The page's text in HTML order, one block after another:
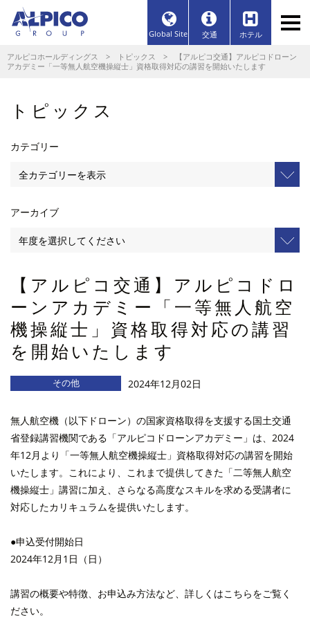
Global Site 交通 ホテル
アルピコホールディングス > トピックス > 【アルピコ交通】アルピコドローン
アカデミー「一等無人航空機操縦士」資格取得対応の講習を開始いたします
トピックス
カテゴリー
アーカイブ
【アルピコ交通】アルピコドロ
ーンアカデミー「一等無人航空
機操縦士」資格取得対応の講習
を開始いたします
その他 2024年12月02日
無人航空機（以下ドローン）の国家資格取得を支援する国土交通
省登録講習機関である「アルピコドローンアカデミー」は、2024
年12月より「一等無人航空機操縦士」資格取得対応の講習を開始
いたします。これにより、これまで提供してきた「二等無人航空
機操縦士」講習に加え、さらなる高度なスキルを求める受講者に
対応したカリキュラムを提供いたします。
●申込受付開始日
2024年12月1日（日）
講習の概要や特徴、お申込み方法など、詳しくはこちらをご覧く
ださい。